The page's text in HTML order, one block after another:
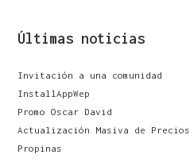
Últimas noticias
Invitación a una comunidad
InstallAppWep
Promo Oscar David
Actualización Masiva de Precios
Propinas